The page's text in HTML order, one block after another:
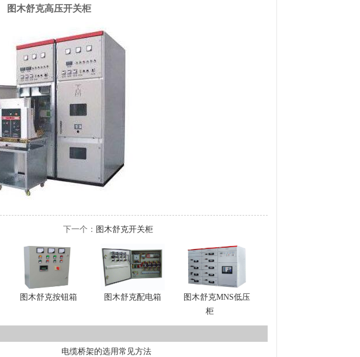
图木舒克高压开关柜
下一个： 图木舒克开关柜
图木舒克按钮箱 图木舒克配电箱
图木舒克MNS低压
柜
电缆桥架的选用常见方法